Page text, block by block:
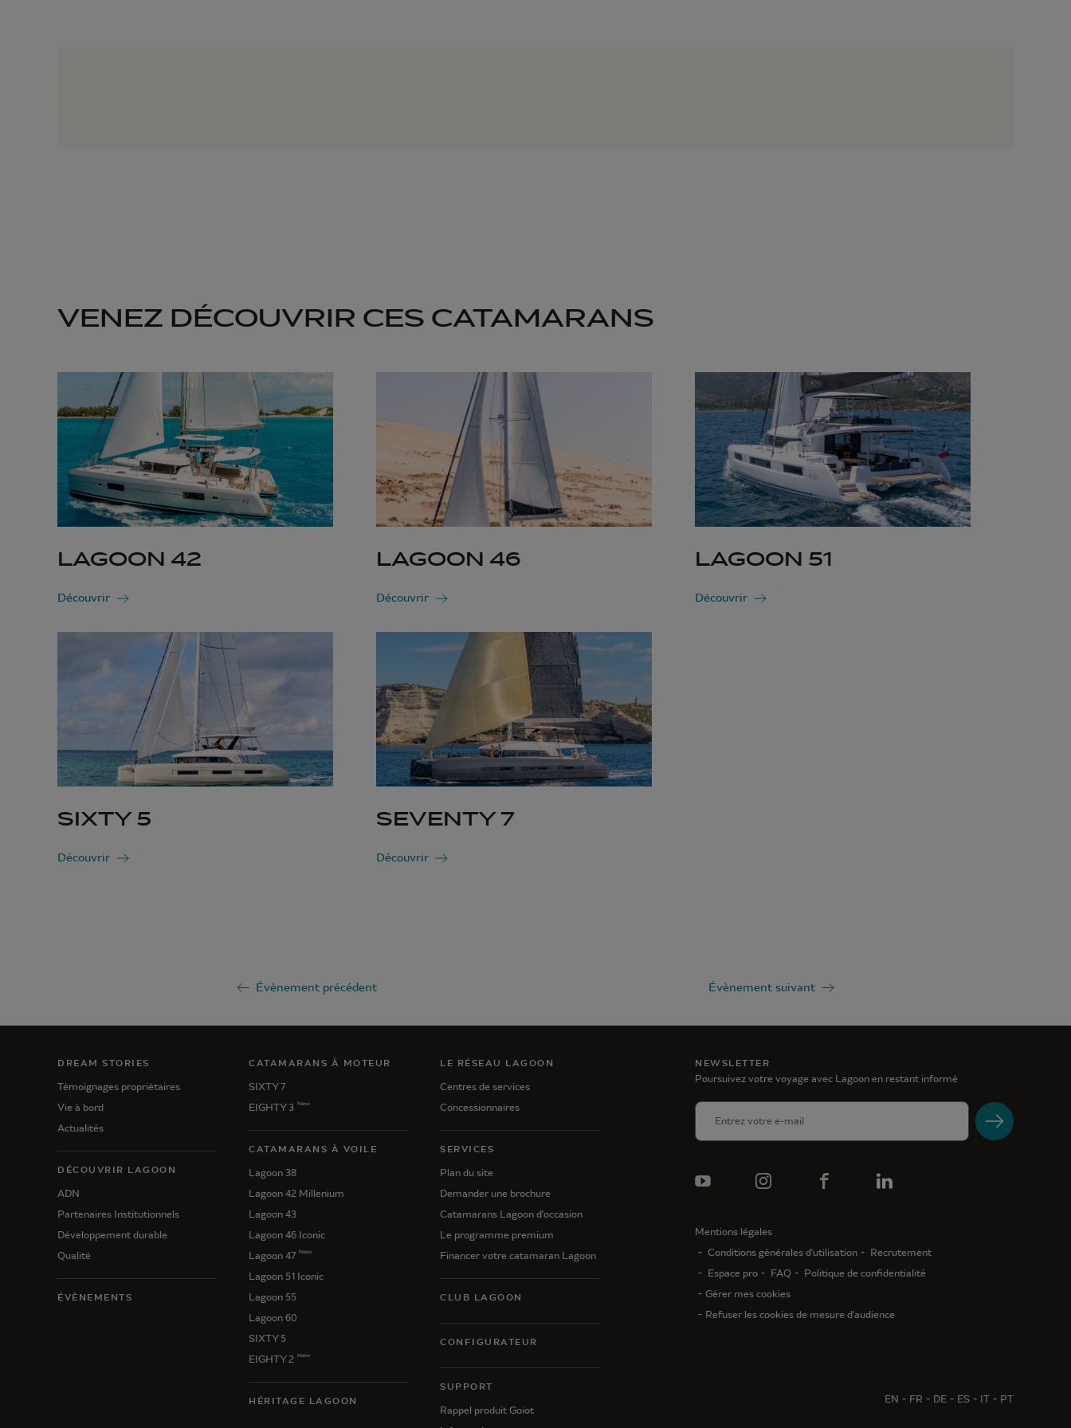
VENEZ DÉCOUVRIR CES CATAMARANS
LAGOON 42
Découvrir
LAGOON 46
Découvrir
LAGOON 51
Découvrir
SIXTY 5
Découvrir
SEVENTY 7
Découvrir
Évènement précédent Évènement suivant
DREAM STORIES
Témoignages propriétaires
Vie à bord
Actualités
DÉCOUVRIR LAGOON
ADN
Partenaires Institutionnels
Développement durable
Qualité
ÉVÈNEMENTS
CATAMARANS À MOTEUR
SIXTY 7
EIGHTY 3 New
CATAMARANS À VOILE
Lagoon 38
Lagoon 42 Millenium
Lagoon 43
Lagoon 46 Iconic
Lagoon 47 New
Lagoon 51 Iconic
Lagoon 55
Lagoon 60
SIXTY 5
EIGHTY 2 New
HÉRITAGE LAGOON
LE RÉSEAU LAGOON
Centres de services
Concessionnaires
SERVICES
Plan du site
Demander une brochure
Catamarans Lagoon d'occasion
Le programme premium
Financer votre catamaran Lagoon
CLUB LAGOON
CONFIGURATEUR
SUPPORT
Rappel produit Goiot
NEWSLETTER
Poursuivez votre voyage avec Lagoon en restant informé
Mentions légales
Conditions générales d'utilisation
Recrutement
Espace pro
FAQ
Politique de confidentialité
Gérer mes cookies
Refuser les cookies de mesure d'audience
EN FR DE ES IT PT